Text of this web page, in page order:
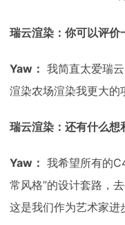
瑞云渲染：你可以评价
Yaw： 我简直太爱瑞
渲染农场渲染我更大的
瑞云渲染：还有什么想
Yaw： 我希望所有的
常风格”的设计套路，
这是我们作为艺术家进